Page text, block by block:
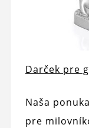
Darček pre
Naša
pre